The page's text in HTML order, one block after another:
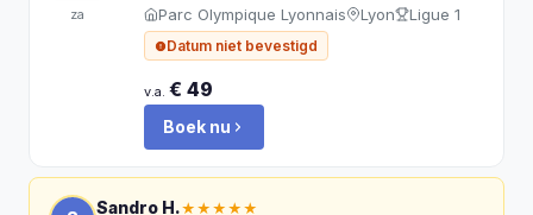
za Parc Olympique Lyonnais Lyon Ligue 1
Datum niet bevestigd
v.a. € 49
Boek nu
Sandro H.★★★★★